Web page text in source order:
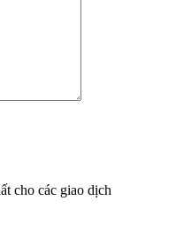
cho các giao dịch